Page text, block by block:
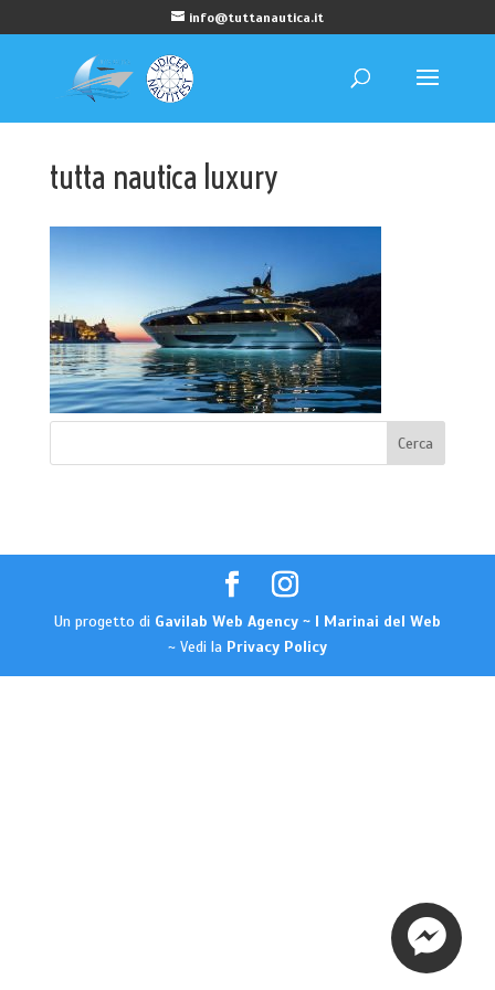
info@tuttanautica.it
tutta nautica luxury
Un progetto di Gavilab Web Agency ~ I Marinai del Web
~ Vedi la Privacy Policy